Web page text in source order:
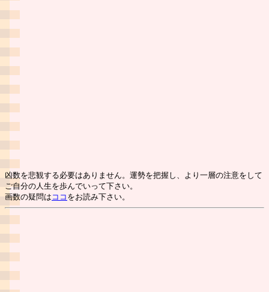
凶数を悲観する必要はありません。運勢を把握し、より一層の注意をして
ご自分の人生を歩んでいって下さい。
画数の疑問は ココ をお読み下さい。